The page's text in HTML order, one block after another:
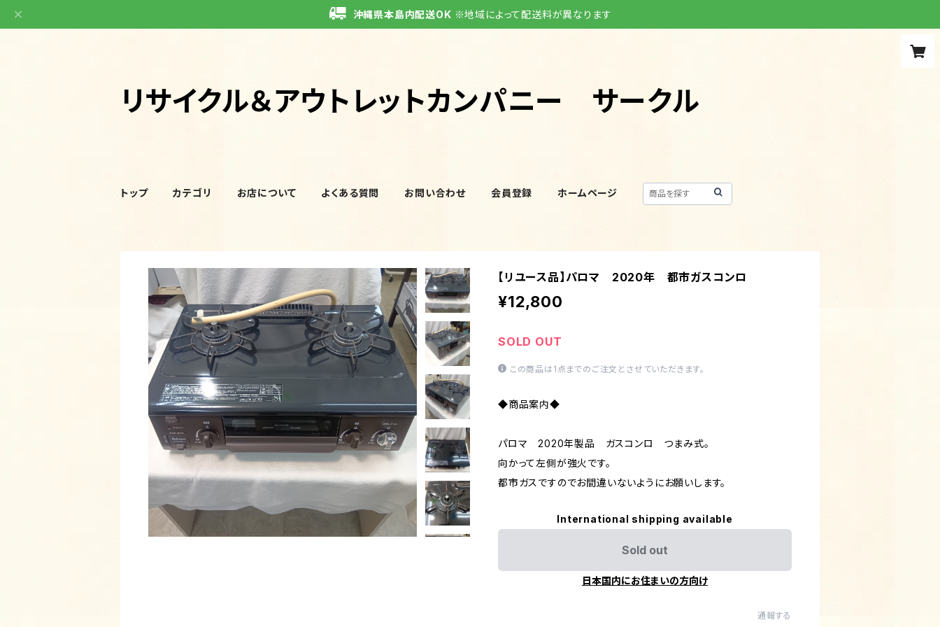
沖縄県本島内配送OK ※地域によって配送料が異なります
リサイクル＆アウトレットカンパニー サークル
トップ カテゴリ お店について よくある質問 お問い合わせ 会員登録 ホームページ
【リユース品】パロマ 2020年 都市ガスコンロ
¥12,800
SOLD OUT
この商品は1点までのご注文とさせていただきます。
◆商品案内◆
パロマ 2020年製品 ガスコンロ つまみ式。
向かって左側が強火です。
都市ガスですのでお間違いないようにお願いします。
International shipping available
Sold out
日本国内にお住まいの方向け
通報する